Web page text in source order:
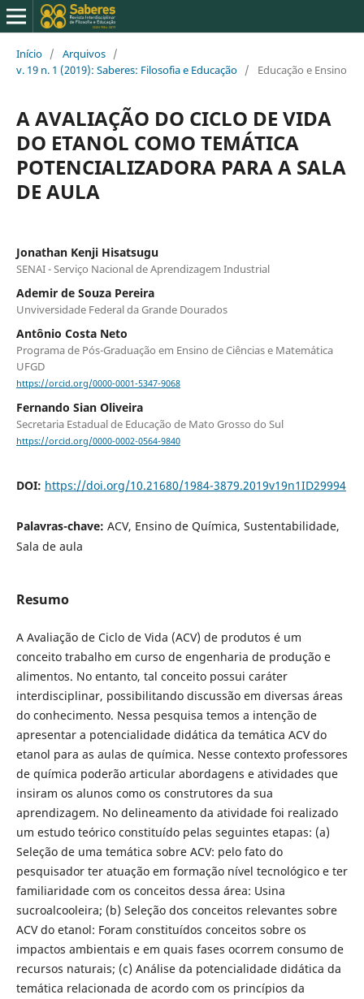
Início / Arquivos /
v. 19 n. 1 (2019): Saberes: Filosofia e Educação / Educação e Ensino
A AVALIAÇÃO DO CICLO DE VIDA
DO ETANOL COMO TEMÁTICA
POTENCIALIZADORA PARA A SALA
DE AULA
Jonathan Kenji Hisatsugu
SENAI - Serviço Nacional de Aprendizagem Industrial
Ademir de Souza Pereira
Unviversidade Federal da Grande Dourados
Antônio Costa Neto
Programa de Pós-Graduação em Ensino de Ciências e Matemática
UFGD
https://orcid.org/0000-0001-5347-9068
Fernando Sian Oliveira
Secretaria Estadual de Educação de Mato Grosso do Sul
https://orcid.org/0000-0002-0564-9840
DOI: https://doi.org/10.21680/1984-3879.2019v19n1ID29994
Palavras-chave: ACV, Ensino de Química, Sustentabilidade,
Sala de aula
Resumo
A Avaliação de Ciclo de Vida (ACV) de produtos é um
conceito trabalho em curso de engenharia de produção e
alimentos. No entanto, tal conceito possui caráter
interdisciplinar, possibilitando discussão em diversas áreas
do conhecimento. Nessa pesquisa temos a intenção de
apresentar a potencialidade didática da temática ACV do
etanol para as aulas de química. Nesse contexto professores
de química poderão articular abordagens e atividades que
insiram os alunos como os construtores da sua
aprendizagem. No delineamento da atividade foi realizado
um estudo teórico constituído pelas seguintes etapas: (a)
Seleção de uma temática sobre ACV: pelo fato do
pesquisador ter atuação em formação nível tecnológico e ter
familiaridade com os conceitos dessa área: Usina
sucroalcooleira; (b) Seleção dos conceitos relevantes sobre
ACV do etanol: Foram constituídos conceitos sobre os
impactos ambientais e em quais fases ocorrem consumo de
recursos naturais; (c) Análise da potencialidade didática da
temática relacionada de acordo com os princípios da